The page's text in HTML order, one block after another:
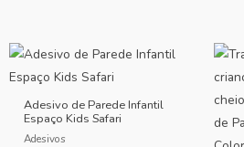
Adesivo de Parede Infantil
Espaço Kids Safari
Adesivos